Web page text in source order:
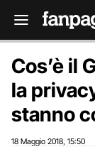
Cos’è il
la
stanno
18 Maggio 2018 15:50